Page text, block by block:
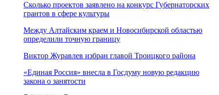
Сколько проектов заявлено на конкурс Губернаторских
грантов в сфере культуры
Между Алтайским краем и Новосибирской областью
определили точную границу
Виктор Журавлев избран главой Троицкого района
«Единая Россия» внесла в Госдуму новую редакцию
закона о занятости